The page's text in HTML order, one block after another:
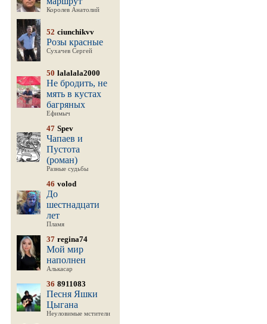
Королев Анатолий
52 ciunchikvv
Розы красные
Сухачев Сергей
50 lalalala2000
Не бродить, не
мять в кустах
багряных
Ефимыч
47 Spev
Чапаев и
Пустота
(роман)
Разные судьбы
46 volod
До
шестнадцати
лет
Пламя
37 regina74
Мой мир
наполнен
Алькасар
36 8911083
Песня Яшки
Цыгана
Неуловимые мстители